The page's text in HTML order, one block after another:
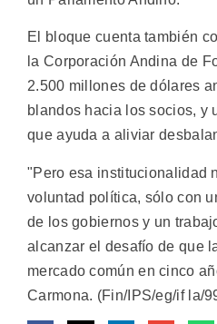
El bloque cuenta también
la Corporación Andina de
2.500 millones de dólares
blandos hacia los socios, y
que ayuda a aliviar
"Pero esa institucionalidad
voluntad política, sólo con
de los gobiernos y un
alcanzar el desafío de que
mercado común en cinco
Carmona. (Fin/IPS/eg/if la/